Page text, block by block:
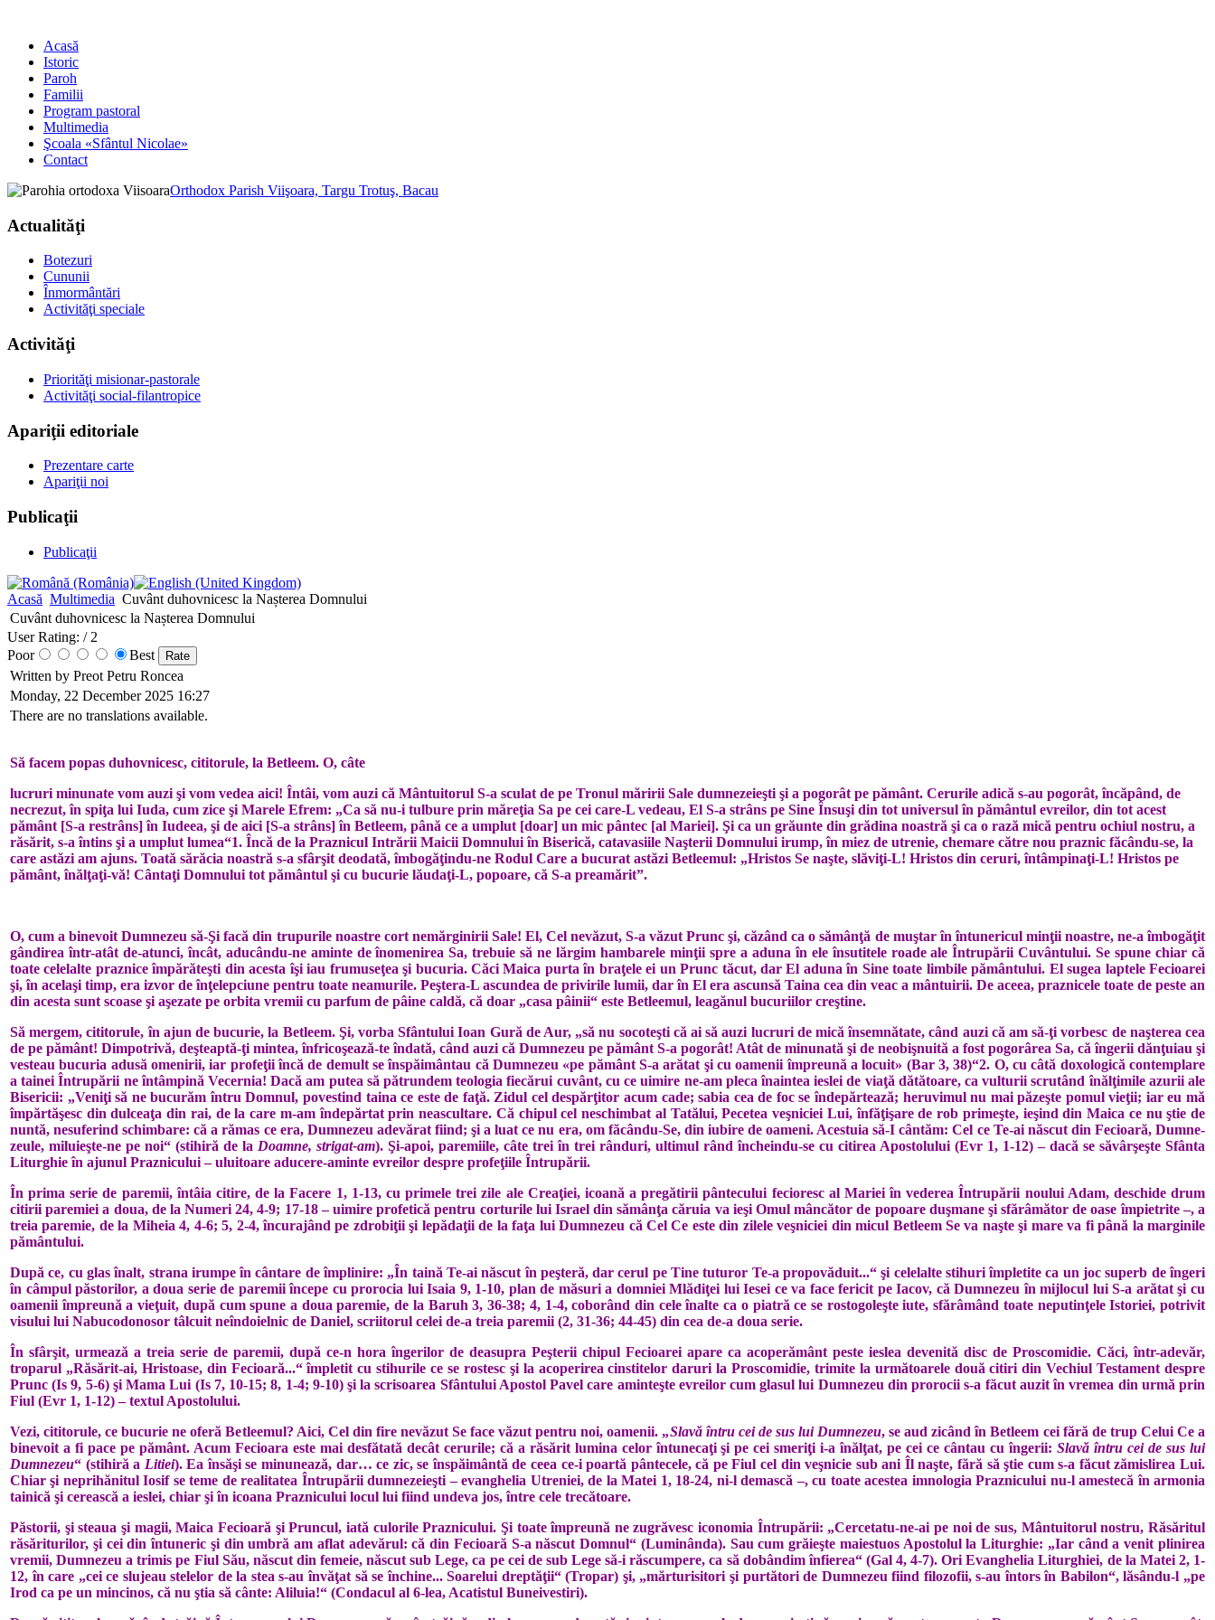
Acasă
Istoric
Paroh
Familii
Program pastoral
Multimedia
Şcoala «Sfântul Nicolae»
Contact
Orthodox Parish Viişoara, Targu Trotuş, Bacau
Actualităţi
Botezuri
Cununii
Înmormântări
Activităţi speciale
Activităţi
Priorităţi misionar-pastorale
Activităţi social-filantropice
Apariţii editoriale
Prezentare carte
Apariţii noi
Publicaţii
Publicaţii
Acasă Multimedia Cuvânt duhovnicesc la Nașterea Domnului
Cuvânt duhovnicesc la Nașterea Domnului
User Rating: / 2
Poor
Best
Written by Preot Petru Roncea
Monday, 22 December 2025 16:27
There are no translations available.
Să facem popas duhovnicesc, cititorule, la Betleem. O, câte
lu­cruri minunate vom auzi şi vom vedea aici! Întâi, vom auzi că Mântu­itorul S-a sculat de pe Tronul mă­ririi Sa­le dumne­zeieşti şi a pogorât pe pă­mânt. Ce­­rurile a­dică s-au po­gorât, în­căpând, de
necrezut, în spiţa lui Iuda, cum zice şi Ma­rele E­frem: „Ca să nu-i tul­bure prin măreţia Sa pe cei ca­re‑L ve­deau, El S-a strâns pe Sine În­suşi din tot univer­sul în pă­mântul evreilor, din tot acest
pământ [S‑a restrâns] în Iudeea, şi de aici [S-a strâns] în Betleem, până ce a umplut [doar] un mic pântec [al Mariei]. Şi ca un grăunte din grădina noastră şi ca o rază mică pen­tru ochiul nostru, a
răsărit, s-a întins şi a umplut lumea“1. Încă de la Praznicul Intrării Maicii Domnului în Biserică, cata­vasiile Naşterii Domnului irump, în miez de utrenie, chemare către nou praznic făcându-se, la
care astăzi am ajuns. Toa­tă sărăcia noastră s-a sfârşit deodată, îm­bo­găţindu-ne Rodul Care a bucurat as­tăzi Betleemul: „Hristos Se naşte, slă­vi­ţi‑L! Hristos din ceruri, întâmpinaţi-L! Hris­tos pe
pământ, înălţaţi-vă! Cântaţi Dom­nului tot pământul şi cu bucurie lău­da­ţi‑L, popoare, că S-a preamărit”.
O, cum a binevoit Dumnezeu să-Şi facă din trupurile noastre cort nemărginirii Sale! El, Cel nevăzut, S-a văzut Prunc şi, căzând ca o sămânţă de muştar în întu­nericul minţii noastre, ne-a îmbogăţit
gândirea într-atât de-atunci, încât, aducându-ne aminte de înomenirea Sa, trebuie să ne lărgim hambarele minţii spre a aduna în ele însutitele roade ale Întru­pării Cuvântului. Se spune chiar că
toate celelalte praznice împărăteşti din acesta îşi iau frumuseţea şi bucuria. Căci Maica purta în braţele ei un Prunc tăcut, dar El aduna în Sine toate limbile pământului. El sugea laptele Fecioarei
şi, în acelaşi timp, era izvor de înţelep­ciune pentru toate neamurile. Peştera-L ascundea de privi­rile lumii, dar în El era ascunsă Taina cea din veac a mântuirii. De aceea, praznicele toate de peste an
din acesta sunt scoase şi aşezate pe orbita vremii cu parfum de pâine caldă, că doar „casa pâinii“ este Bet­le­emul, leagănul bucuriilor creştine.
Să mergem, cititorule, în ajun de bu­curie, la Betleem. Şi, vorba Sfântului Ioan Gură de Aur, „să nu socoteşti că ai să auzi lucruri de mică însemnătate, când auzi că am să-ţi vorbesc de naşterea cea
de pe pământ! Dimpotrivă, deşteaptă-ţi mintea, înfricoşează-te îndată, când auzi că Dumnezeu pe pământ S-a pogorât! Atât de minunată şi de neobişnuită a fost pogorârea Sa, că îngerii dănţuiau şi
vesteau bucuria adusă omenirii, iar profeţii încă de demult se înspăimântau că Dum­nezeu «pe pământ S-a arătat şi cu oame­nii împreună a locuit» (Bar 3, 38)“2. O, cu câtă doxologică contemplare
a tainei În­tru­pării ne întâmpină Vecernia! Dacă am putea să pătrundem teologia fiecărui cuvânt, cu ce uimire ne-am pleca înaintea ieslei de viaţă dătătoare, ca vulturii scru­tând înălţimile azurii ale
Bisericii: „Veniţi să ne bucurăm întru Domnul, povestind taina ce este de faţă. Zidul cel despărţitor acum cade; sabia cea de foc se îndepăr­tează; heruvimul nu mai păzeşte pomul vie­ţii; iar eu mă
îm­păr­tă­şesc din dulcea­ţa din rai, de la care m-am în­de­păr­tat prin ne­as­cultare. Că chipul cel neschimbat al Tatălui, Pecetea veşniciei Lui, înfăţişare de rob primeşte, ieşind din Maica ce nu ştie de
nuntă, nesuferind schimbare: că a rămas ce era, Dumnezeu adevărat fiind; şi a luat ce nu era, om fă­cân­du-Se, din iubire de oameni. Acestuia să-I cântăm: Cel ce Te-ai născut din Fe­cioară, Dumne­
zeule, miluieşte-ne pe noi“ (stihiră de la Doamne, strigat-am). Şi-a­poi, paremiile, câte trei în trei rânduri, ultimul rând înche­indu-se cu citirea A­pos­tolului (Evr 1, 1-12) – dacă se săvâr­şeşte Sfânta
Liturghie în ajunul Praz­nicu­lui – uluitoare aducere-aminte evreilor de­spre profeţiile Întrupării.
În prima serie de paremii, întâia ci­tire, de la Facere 1, 1-13, cu primele trei zile ale Creaţiei, icoană a pregătirii pânte­cului fecioresc al Mariei în vederea Întru­pării noului Adam, deschide drum
citirii paremiei a doua, de la Numeri 24, 4-9; 17-18 – uimire profetică pentru corturile lui Israel din sămânţa căruia va ieşi Omul mâncător de popoare duşmane şi sfărâ­mător de oase împietrite –, a
treia pare­mie, de la Miheia 4, 4-6; 5, 2-4, încurajând pe zdrobiţii şi lepădaţii de la faţa lui Dum­nezeu că Cel Ce este din zilele veşni­ciei din micul Betleem Se va naşte şi ma­re va fi până la marginile
pământului.
După ce, cu glas înalt, strana irumpe în cântare de împlinire: „În taină Te-ai născut în peşteră, dar cerul pe Tine tuturor Te-a propovăduit...“ şi celelalte stihuri împletite ca un joc superb de îngeri
în câmpul păstorilor, a doua serie de paremii începe cu prorocia lui Isaia 9, 1-10, plan de măsuri a domniei Mlădiţei lui Iesei ce va face fericit pe Iacov, că Dumnezeu în mijlocul lui S-a arătat şi cu
oamenii împreună a vieţuit, după cum spune a doua paremie, de la Baruh 3, 36-38; 4, 1-4, coborând din cele înalte ca o piatră ce se rostogoleşte iute, sfărâmând toate neputinţele Istoriei, potrivit
visului lui Nabucodonosor tâlcuit neîndoielnic de Daniel, scriitorul celei de-a treia paremii (2, 31-36; 44-45) din cea de-a doua serie.
În sfârşit, urmează a treia serie de paremii, după ce-n hora îngerilor de dea­supra Peşterii chipul Fecioarei apare ca acoperământ peste ieslea devenită disc de Proscomidie. Căci, într-adevăr,
troparul „Răsărit-ai, Hristoase, din Fecioară...“ îm­ple­tit cu stihurile ce se rostesc şi la aco­perirea cinstitelor daruri la Prosco­mi­die, trimite la următoarele două citiri din Ve­chiul Testament despre
Prunc (Is 9, 5-6) şi Mama Lui (Is 7, 10-15; 8, 1-4; 9-10) şi la scrisoarea Sfântului Apostol Pavel care aminteşte evreilor cum glasul lui Dumnezeu din prorocii s-a făcut auzit în vremea din urmă prin
Fiul (Evr 1, 1-12) – textul Apostolului.
Vezi, cititorule, ce bucurie ne oferă Betleemul? Aici, Cel din fire nevăzut Se face văzut pentru noi, oamenii. „Slavă întru cei de sus lui Dumnezeu, se aud zicând în Betleem cei fără de trup Celui Ce a
binevoit a fi pace pe pământ. Acum Fe­cioa­ra este mai desfătată decât ceru­rile; că a răsărit lumina celor întunecaţi şi pe cei smeriţi i-a înălţat, pe cei ce cântau cu îngerii:Slavă întru cei de sus lui
Dum­nezeu“ (stihiră a Litiei). Ea însăşi se minu­nează, dar… ce zic, se înspăi­mântă de ceea ce-i poartă pântecele, că pe Fiul cel din veş­nicie sub ani Îl naşte, fără să ştie cum s-a făcut zămislirea Lui.
Chiar şi neprihănitul Iosif se teme de rea­litatea Întrupării dumne­zeieşti – evan­ghelia Utreniei, de la Matei 1, 18-24, ni-l demască –, cu toate acestea imnologia Praznicului nu-l amestecă în armonia
tainică şi cerească a ieslei, chiar şi în icoa­na Praznicului locul lui fiind undeva jos, între cele trecătoare.
Păstorii, şi steaua şi magii, Maica Fecioară şi Pruncul, iată culorile Prazni­cului. Şi toate împreună ne zugrăvesc ico­no­mia Întrupării: „Cercetatu-ne-ai pe noi de sus, Mântuitorul nostru, Răsăritul
răsăriturilor, şi cei din întuneric şi din umbră am aflat adevărul: că din Fecioară S-a născut Domnul“ (Luminânda). Sau cum grăieşte maiestuos Apostolul la Liturghie: „Iar când a venit plinirea
vremii, Dumnezeu a trimis pe Fiul Său, născut din femeie, născut sub Lege, ca pe cei de sub Lege să-i răscumpere, ca să do­bândim înfierea“ (Gal 4, 4-7). Ori Evan­ghelia Liturghiei, de la Matei 2, 1-
12, în care „cei ce slujeau stelelor de la stea s‑au învăţat să se închine... Soarelui drep­tăţii“ (Tropar) şi, „mărturisitori şi purtători de Dumnezeu fiind filozofii, s-au întors în Babilon“, lăsându-l „pe
Irod ca pe un min­ci­nos, că nu ştia să cânte: Aliluia!“ (Con­dacul al 6-lea, Acatistul Buneivestiri).